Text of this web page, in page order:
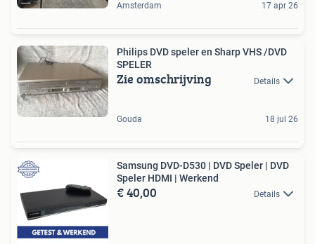
Amsterdam 17 apr 26
Philips DVD speler en Sharp VHS /DVD
SPELER
Zie omschrijving Details
Gouda 18 jul 26
Samsung DVD-D530 | DVD Speler | DVD
Speler HDMI | Werkend
€ 40,00 Details